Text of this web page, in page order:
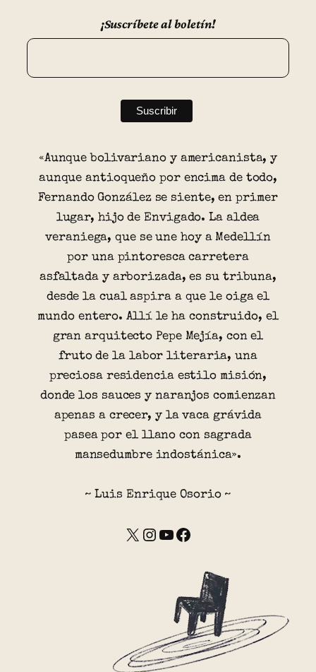
¡Suscríbete al boletín!
«Aunque bolivariano y americanista, y
aunque antioqueño por encima de todo,
Fernando González se siente, en primer
lugar, hijo de Envigado. La aldea
veraniega, que se une hoy a Medellín
por una pintoresca carretera
asfaltada y arborizada, es su tribuna,
desde la cual aspira a que le oiga el
mundo entero. Allí le ha construido, el
gran arquitecto Pepe Mejía, con el
fruto de la labor literaria, una
preciosa residencia estilo misión,
donde los sauces y naranjos comienzan
apenas a crecer, y la vaca grávida
pasea por el llano con sagrada
mansedumbre indostánica».
~ Luis Enrique Osorio ~
X Instagram YouTube Facebook